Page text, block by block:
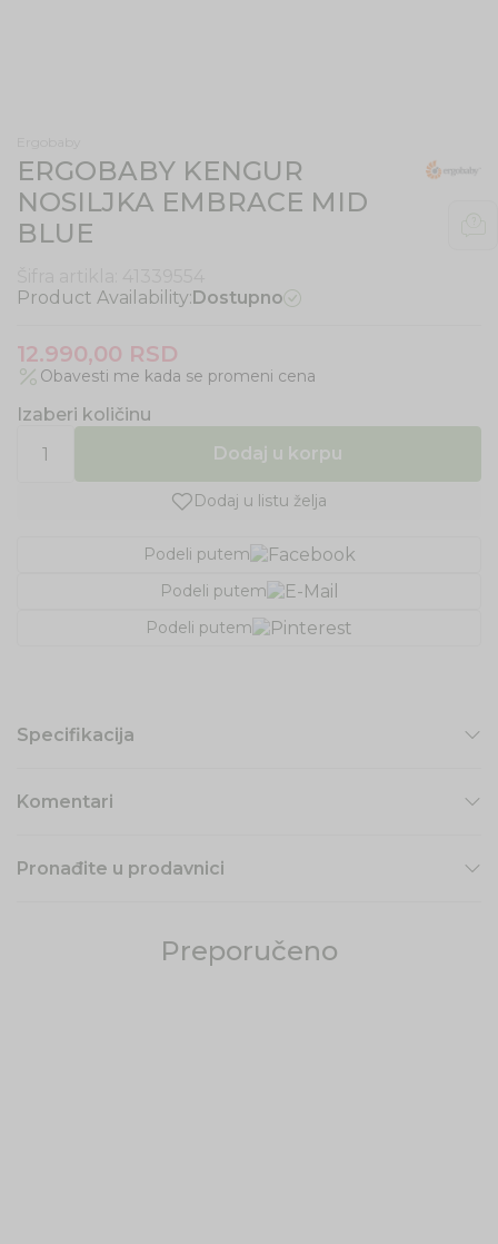
ERGOBABY KENGUR
NOSILJKA EMBRACE MID
BLUE
Product Availability:Dostupno
12.990,00 RSD
Obavesti me kada se promeni cena
Izaberi količinu
Dodaj u korpu
Dodaj u listu želja
Podeli putem
Podeli putem
Podeli putem
Specifikacija
Komentari
Pronađite u prodavnici
Preporučeno